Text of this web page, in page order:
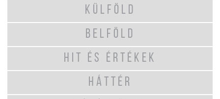
KÜLFÖLD
BELFÖLD
HIT ÉS ÉRTÉKEK
HÁTTÉR